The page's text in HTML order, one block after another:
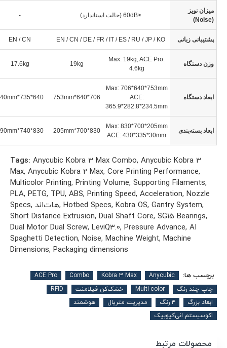
میزان نویز
(Noise)
≤60dB (حالت استاندارد) -
پشتیبانی زبانی EN / CN / DE / FR / IT / ES / RU / JP / KO
EN / CN
وزن دستگاه
Max: 19kg, ACE Pro:
4.6kg
19kg
17.6kg
ابعاد دستگاه
Max: 706*640*753mm
ACE:
365.9*282.8*234.5mm
706*640*753mm
640*735*740mm
ابعاد بسته‌بندی
Max: 830*700*205mm
ACE: 430*335*30mm
830*700*205mm
830*740*190mm
Tags: Anycubic Kobra 3 Max Combo, Anycubic Kobra 3
Max, Anycubic Kobra 2 Max, Core Printing Performance,
Multicolor Printing, Printing Volume, Supporting Filaments,
PLA, PETG, TPU, ABS, Printing Speed, Acceleration, Nozzle
Specs, هات‌اند, Hotbed Specs, Kobra OS, Gantry System,
Short Distance Extrusion, Dual Shaft Core, SG15 Bearings,
Dual Motor Dual Screw, LeviQ3.0, Pressure Advance, AI
Spaghetti Detection, Noise, Machine Weight, Machine
Dimensions, Packaging dimensions
برچسب ها: Anycubic
Kobra 3 Max
Combo
ACE Pro
چاپ چند رنگ
Multi-color خشک‌کن فیلامنت
RFID
ابعاد بزرگ
۴ رنگ مدیریت متریال
هوشمند
اکوسیستم انی‌کیوبیک
محصولات مرتبط